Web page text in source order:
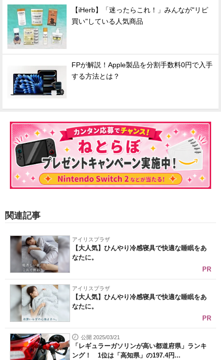
【iHerb】「迷ったらこれ！」みんなが"リピ
買い"している人気商品
FPが解説！Apple製品を分割手数料0円で入手
する方法とは？
関連記事
アイリスプラザ
【大人気】ひんやり冷感寝具で快適な睡眠をあ
なたに。
PR
アイリスプラザ
【大人気】ひんやり冷感寝具で快適な睡眠をあ
なたに。
PR
公開 2025/03/21
「レギュラーガソリンが高い都道府県」ランキ
ング！ 1位は「高知県」の197.4円...